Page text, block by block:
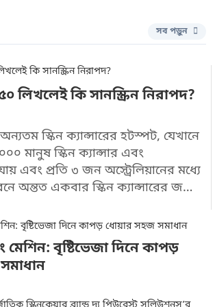
বিস্তারিত কোনো ব্যাখ্যা দেওয়া
সব পড়ুন
কি সানস্ক্রিন নিরাপদ?
অন্যতম স্কিন ক্যান্সারের হটস্পট, যেখানে
মানুষ স্কিন ক্যান্সার এবং
এবং প্রতি ৩ জন অস্ট্রেলিয়ানের মধ্যে
অন্তত একবার স্কিন ক্যান্সারের জন্য
একটি দৈনন্দিন প্রয়োজনীয় জিনিস,
মাঝামাঝি সময়ে শুরু হওয়া একটি
মনোযোগ আকর্ষণ করে।ভোক্তা অধিকার
অনুসন্ধানে দেখা যায় যে, ২০টি জনপ্রিয়
বৃষ্টিভেজা দিনে কাপড়